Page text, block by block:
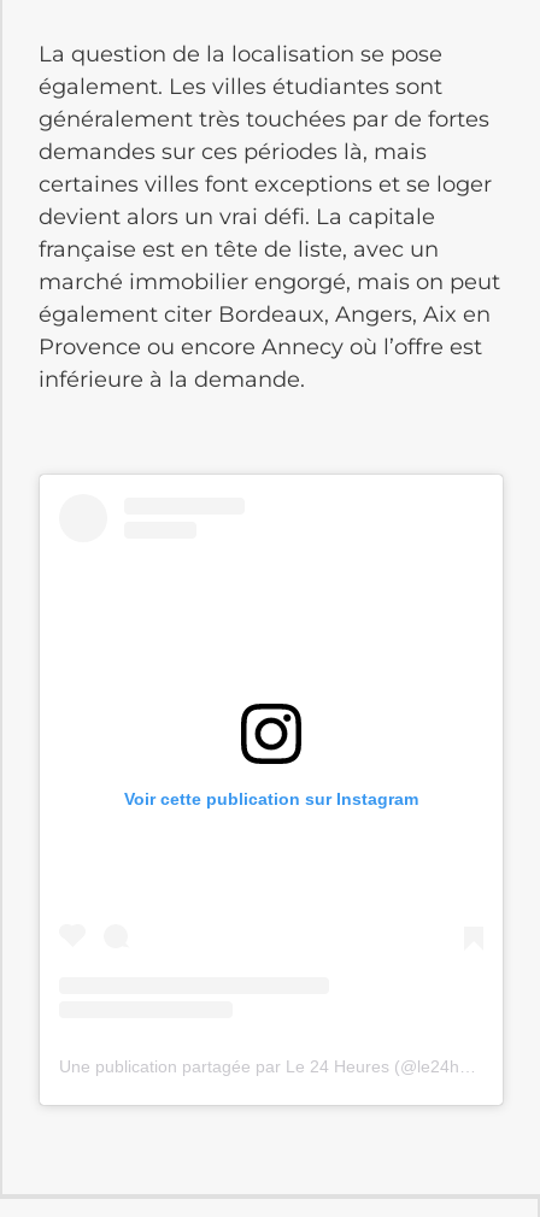
La question de la localisation se pose
également. Les villes étudiantes sont
généralement très touchées par de fortes
demandes sur ces périodes là, mais
certaines villes font exceptions et se loger
devient alors un vrai défi. La capitale
française est en tête de liste, avec un
marché immobilier engorgé, mais on peut
également citer Bordeaux, Angers, Aix en
Provence ou encore Annecy où l’offre est
inférieure à la demande.
Voir cette publication sur Instagram
Une publication partagée par Le 24 Heures (@le24heures)